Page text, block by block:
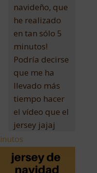
navideño, que
he realizado
en tan sólo 5
minutos!
Podría decirse
que me ha
llevado más
tiempo hacer
el vídeo que el
jersey jajaj